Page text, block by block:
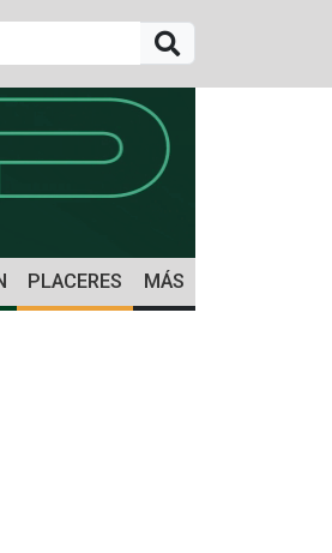
PLACERES MÁS